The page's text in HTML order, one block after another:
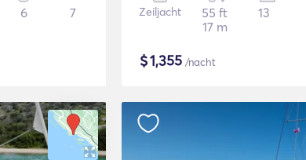
6 7 Zeiljacht
55 ft
17 m
13
$1,355 /nacht